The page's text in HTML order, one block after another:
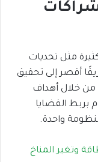
شراكات
مثل تحديات
أقصر إلى تحقيق
من خلال أهداف
بربط القضايا
واحدة.